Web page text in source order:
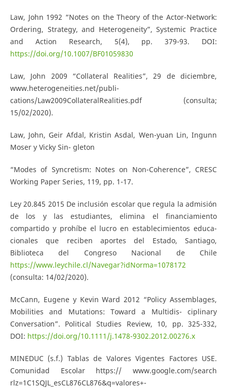
Law, John 1992 “Notes on the Theory of the Actor-Network:
Ordering, Strategy, and Heterogeneity”, Systemic Practice
and Action Research, 5(4), pp. 379-93. DOI:
https://doi.org/10.1007/BF01059830
Law, John 2009 “Collateral Realities”, 29 de diciembre,
www.heterogeneities.net/publi-
cations/Law2009CollateralRealities.pdf (consulta;
15/02/2020).
Law, John, Geir Afdal, Kristin Asdal, Wen-yuan Lin, Ingunn
Moser y Vicky Sin- gleton
“Modes of Syncretism: Notes on Non-Coherence”, CRESC
Working Paper Series, 119, pp. 1-17.
Ley 20.845 2015 De inclusión escolar que regula la admisión
de los y las estudiantes, elimina el financiamiento
compartido y prohíbe el lucro en establecimientos educa-
cionales que reciben aportes del Estado, Santiago,
Biblioteca del Congreso Nacional de Chile
https://www.leychile.cl/Navegar?idNorma=1078172
(consulta: 14/02/2020).
McCann, Eugene y Kevin Ward 2012 “Policy Assemblages,
Mobilities and Mutations: Toward a Multidis- ciplinary
Conversation”. Political Studies Review, 10, pp. 325-332,
DOI: https://doi.org/10.1111/j.1478-9302.2012.00276.x
MINEDUC (s.f.) Tablas de Valores Vigentes Factores USE.
Comunidad Escolar https:// www.google.com/search
rlz=1C1SQJL_esCL876CL876&q=valores+-